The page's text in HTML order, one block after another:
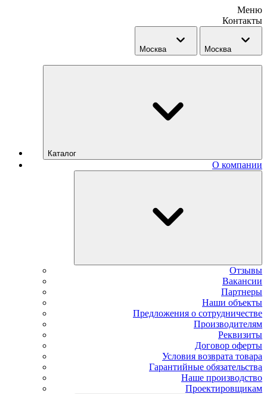
Меню
Контакты
Москва Москва
Каталог
О компании
Отзывы
Вакансии
Партнеры
Наши объекты
Предложения о сотрудничестве
Производителям
Реквизиты
Договор оферты
Условия возврата товара
Гарантийные обязательства
Наше производство
Проектировщикам